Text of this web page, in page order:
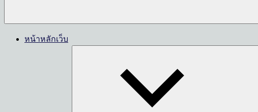
หน้าหลักเว็บ